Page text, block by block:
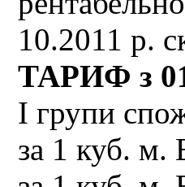
10.2011 р.
ТАРИФ з
І групи
за 1 куб. м.